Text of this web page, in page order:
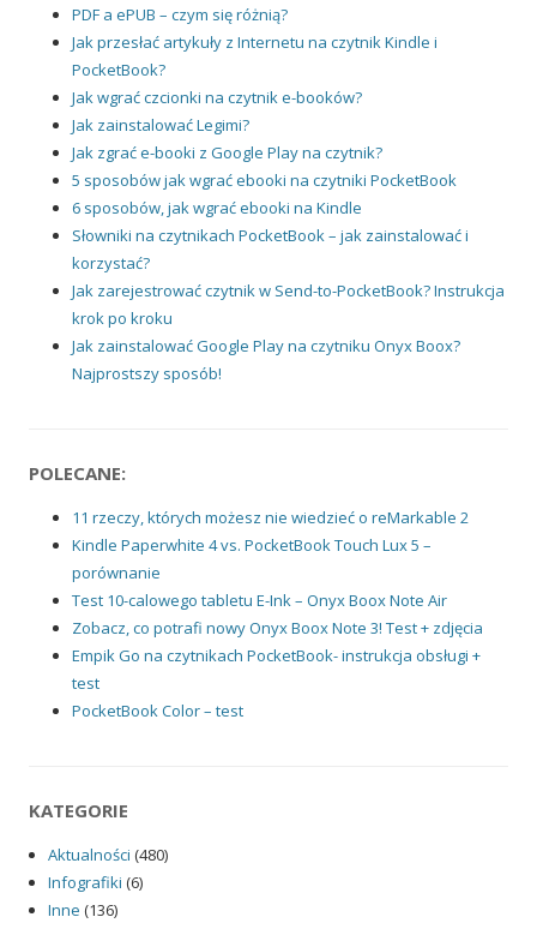
PDF a ePUB – czym się różnią?
Jak przesłać artykuły z Internetu na czytnik Kindle i
PocketBook?
Jak wgrać czcionki na czytnik e-booków?
Jak zainstalować Legimi?
Jak zgrać e-booki z Google Play na czytnik?
5 sposobów jak wgrać ebooki na czytniki PocketBook
6 sposobów, jak wgrać ebooki na Kindle
Słowniki na czytnikach PocketBook – jak zainstalować i
korzystać?
Jak zarejestrować czytnik w Send-to-PocketBook? Instrukcja
krok po kroku
Jak zainstalować Google Play na czytniku Onyx Boox?
Najprostszy sposób!
POLECANE:
11 rzeczy, których możesz nie wiedzieć o reMarkable 2
Kindle Paperwhite 4 vs. PocketBook Touch Lux 5 –
porównanie
Test 10-calowego tabletu E-Ink – Onyx Boox Note Air
Zobacz, co potrafi nowy Onyx Boox Note 3! Test + zdjęcia
Empik Go na czytnikach PocketBook- instrukcja obsługi +
test
PocketBook Color – test
KATEGORIE
Aktualności (480)
Infografiki (6)
Inne (136)